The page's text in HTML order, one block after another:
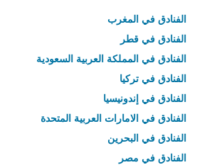
الفنادق في المغرب
الفنادق في قطر
الفنادق في المملكة العربية السعودية
الفنادق في تركيا
الفنادق في إندونيسيا
الفنادق في الامارات العربية المتحدة
الفنادق في البحرين
الفنادق في مصر